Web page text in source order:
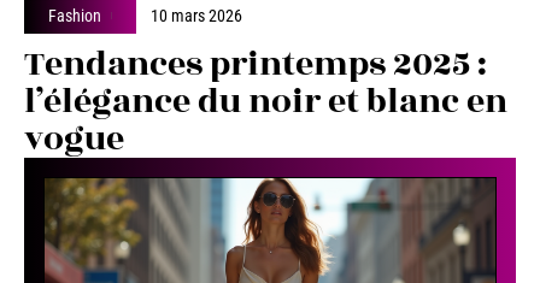
Fashion 10 mars 2026
Tendances printemps 2025 :
l’élégance du noir et blanc en
vogue